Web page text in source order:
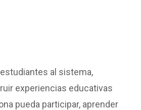
al sistema,
experiencias educativas
pueda participar, aprender